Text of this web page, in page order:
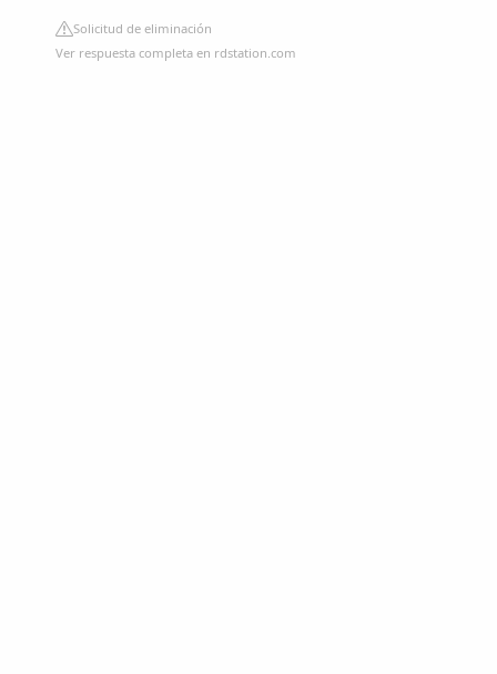
Solicitud de eliminación
Ver respuesta completa en rdstation.com